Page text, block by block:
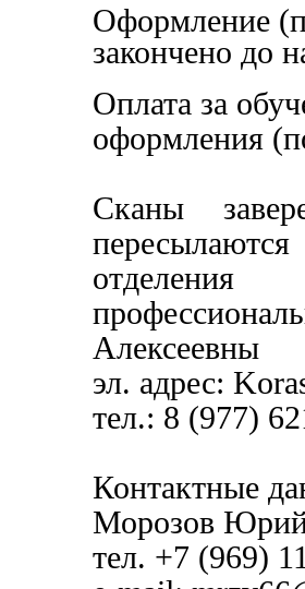
Оформление
закончено до
Оплата за
оформления
Сканы
Алексеевны
эл. адрес:
тел.: 8
Контактные
Морозов Юрий
тел. +7 (969)